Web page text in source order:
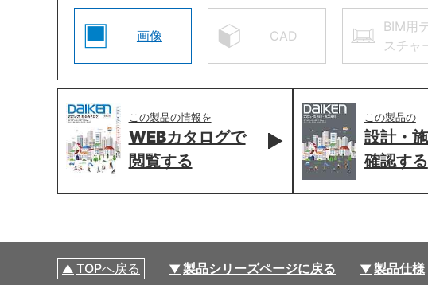
画像 CAD
BIM用
スチャ
この製品の情報を
WEBカタログで
閲覧する
この製品の
設計・
確認する
TOPへ戻る 製品シリーズページに戻る 製品仕様